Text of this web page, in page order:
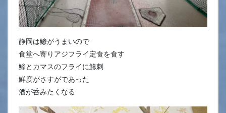
静岡は鯵がうまいので
食堂へ寄りアジフライ定食を食す
鯵とカマスのフライに鯵刺
鮮度がさすがであった
酒が呑みたくなる